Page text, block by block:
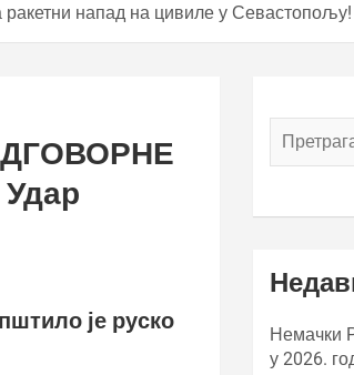
напад на цивиле у Севастопољу!
је руско
Немачки
у 2026.